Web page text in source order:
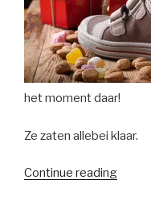
het moment daar!
Ze zaten allebei klaar.
Continue reading“Geven